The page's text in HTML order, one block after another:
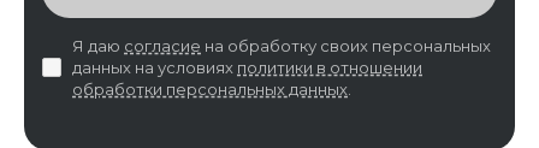
Я даю согласие на обработку своих персональных
данных на условиях политики в отношении
обработки персональных данных